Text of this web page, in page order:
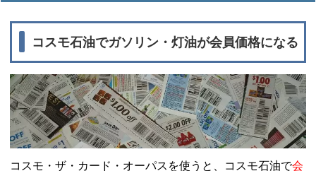
コスモ石油でガソリン・灯油が会員価格になる
コスモ・ザ・カード・オーパスを使うと、コスモ石油で会